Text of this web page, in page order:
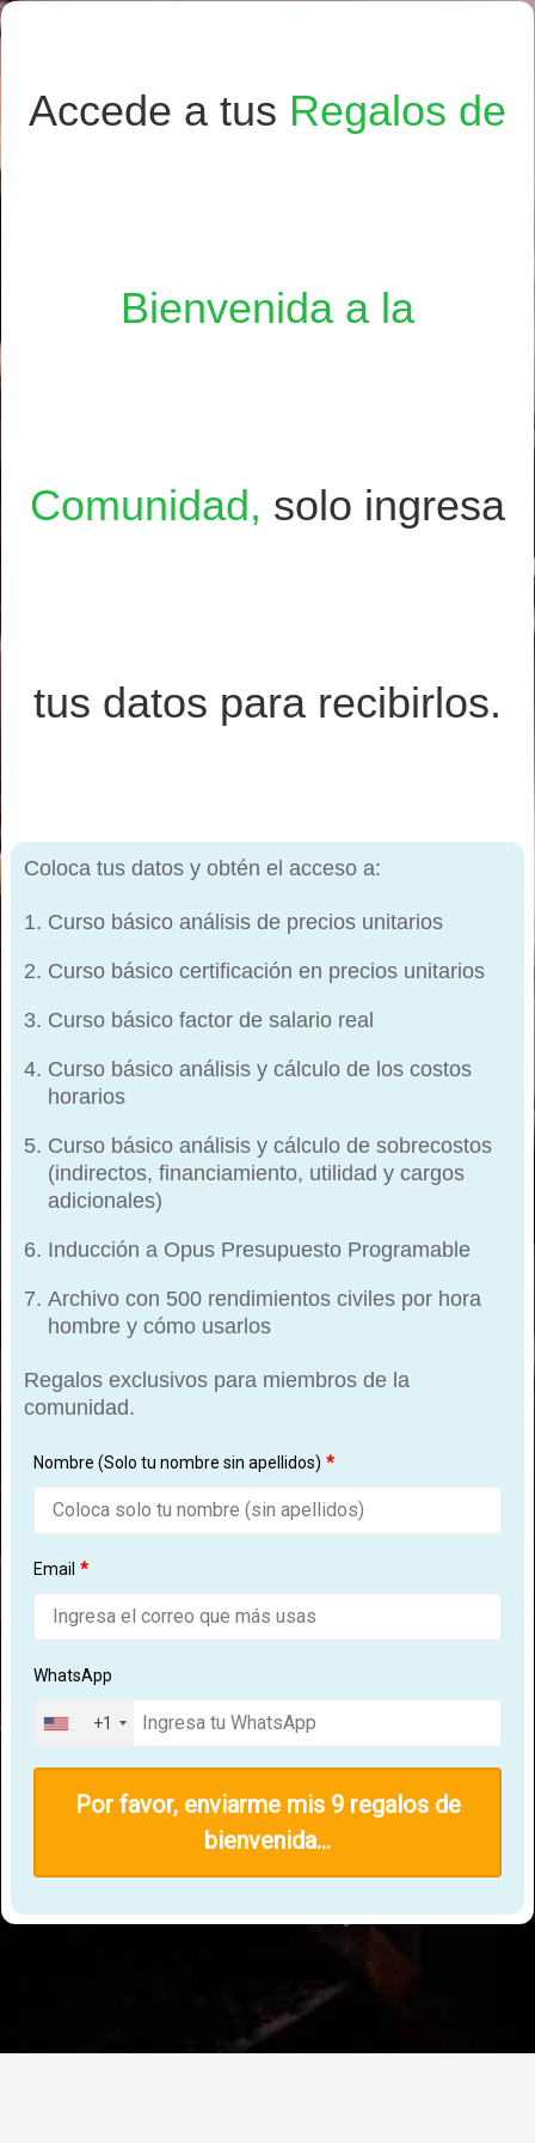
Accede a tus Regalos de
Bienvenida a la
Comunidad, solo ingresa
tus datos para recibirlos.
Coloca tus datos y obtén el acceso a:
Curso básico análisis de precios unitarios
Curso básico certificación en precios unitarios
Curso básico factor de salario real
Curso básico análisis y cálculo de los costos
horarios
Curso básico análisis y cálculo de sobrecostos
(indirectos, financiamiento, utilidad y cargos
adicionales)
Inducción a Opus Presupuesto Programable
Archivo con 500 rendimientos civiles por hora
hombre y cómo usarlos
Regalos exclusivos para miembros de la
comunidad.
Nombre (Solo tu nombre sin apellidos) *
Email *
WhatsApp
+1
Por favor, enviarme mis 9 regalos de
bienvenida...